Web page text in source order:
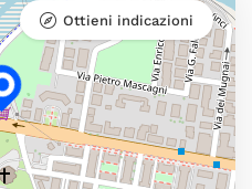
Ottieni indicazioni